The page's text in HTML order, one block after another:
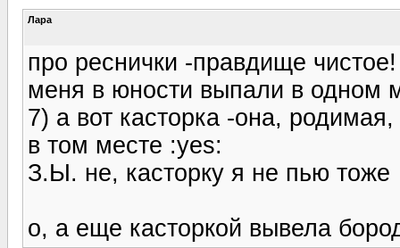
Лара
про реснички -правдище
меня в юности выпали в одном
7) а вот касторка -она,
в том месте :yes:
З.Ы. не, касторку я не пью тоже
о, а еще касторкой вывела